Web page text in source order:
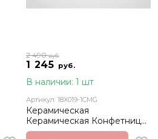
1 245 руб.
2 490руб.
В наличии: 1 шт
Артикул: 18X019-1CMG
Керамическая
Керамическая Конфетница
с Кроликом Чаки Большая